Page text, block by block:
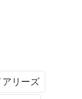
アリーズ